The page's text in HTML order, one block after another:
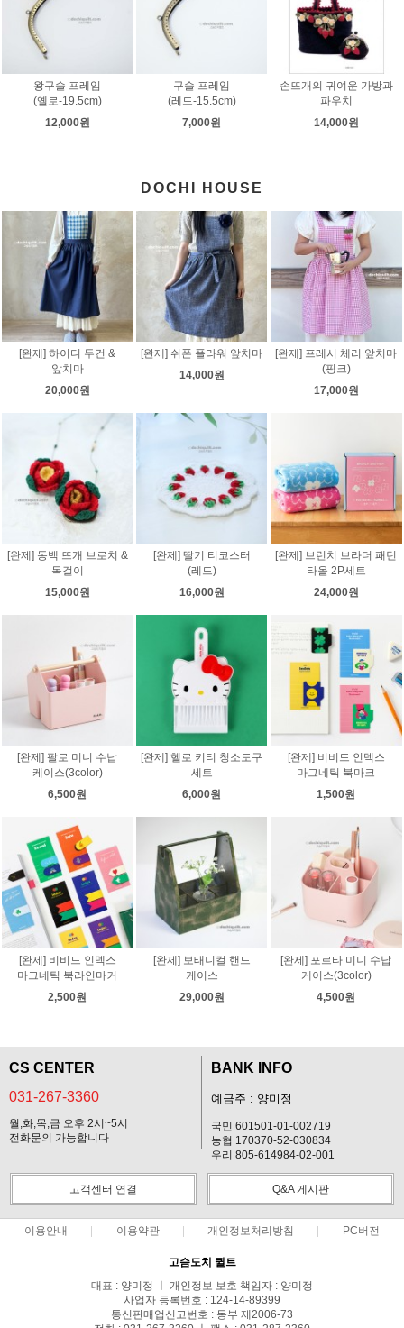
왕구슬 프레임
(옐로-19.5cm)
12,000원
구슬 프레임
(레드-15.5cm)
7,000원
손뜨개의 귀여운 가방과
파우치
14,000원
DOCHI HOUSE
[완제] 하이디 두건 &
앞치마
20,000원
[완제] 쉬폰 플라워 앞치마
14,000원
[완제] 프레시 체리 앞치마
(핑크)
17,000원
[완제] 동백 뜨개 브로치 &
목걸이
15,000원
[완제] 딸기 티코스터
(레드)
16,000원
[완제] 브런치 브라더 패턴
타올 2P세트
24,000원
[완제] 팔로 미니 수납
케이스(3color)
6,500원
[완제] 헬로 키티 청소도구
세트
6,000원
[완제] 비비드 인덱스
마그네틱 북마크
1,500원
[완제] 비비드 인덱스
마그네틱 북라인마커
2,500원
[완제] 보태니컬 핸드
케이스
29,000원
[완제] 포르타 미니 수납
케이스(3color)
4,500원
CS CENTER
031-267-3360
월,화,목,금 오후 2시~5시
전화문의 가능합니다
BANK INFO
예금주 : 양미정
국민 601501-01-002719
농협 170370-52-030834
우리 805-614984-02-001
고객센터 연결 Q&A 게시판
이용안내 이용약관 개인정보처리방침 PC버전
고슴도치 퀼트
대표 : 양미정 ㅣ 개인정보 보호 책임자 : 양미정
사업자 등록번호 : 124-14-89399
통신판매업신고번호 : 동부 제2006-73